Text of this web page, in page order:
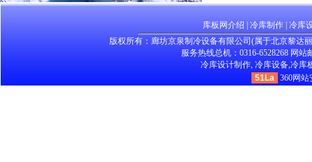
库板网介绍 冷库制作| 冷库
版权所有：廊坊京泉制冷设备有限公司(属于北京黎达
服务热线总机：0316-6528268 网站
冷库设计制作, 冷库设备,冷库
51La
360网站